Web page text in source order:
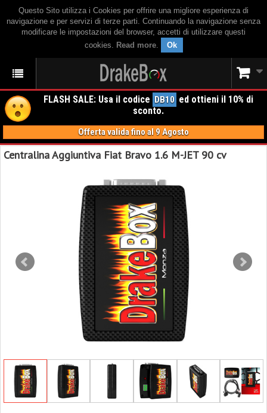
Questo Sito utilizza i Cookies per offrire una migliore esperienza di
navigazione e per servizi di terze parti. Continuando la navigazione senza
modificare le impostazioni del browser, accetti di utilizzare questi
cookies. Read more. Ok
FLASH SALE: Usa il codice DB10 ed ottieni il 10% di
sconto.
Offerta valida fino al 9 Agosto
Centralina Aggiuntiva Fiat Bravo 1.6 M-JET 90 cv